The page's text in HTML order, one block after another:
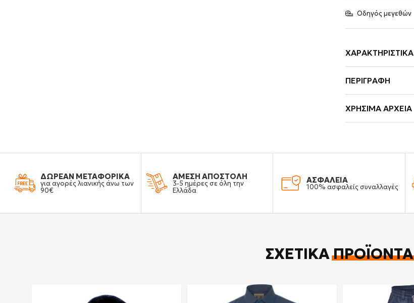
Οδηγός μεγεθών
ΧΑΡΑΚΤΗΡΙΣΤΙΚΆ
ΠΕΡΙΓΡΑΦΉ
ΧΡΉΣΙΜΑ ΑΡΧΕΊΑ
ΔΩΡΕΑΝ ΜΕΤΑΦΟΡΙΚΑ
για αγορές λιανικής άνω των
90€
ΑΜΕΣΗ ΑΠΟΣΤΟΛΗ
3-5 ημέρες σε όλη την
Ελλάδα
ΑΣΦΑΛΕΙΑ
100% ασφαλείς συναλλαγές
ΣΧΕΤΙΚΆΠΡΟΪΌΝΤΑ